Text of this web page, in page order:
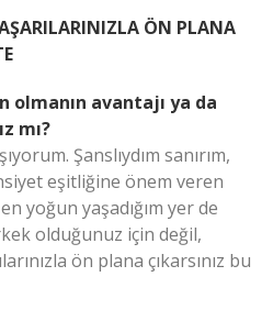
ÖN PLANA
olmanın avantajı ya da
mı?
Şanslıydım sanırım,
eşitliğine önem veren
yoğun yaşadığım yer de
olduğunuz için değil,
ön plana çıkarsınız bu